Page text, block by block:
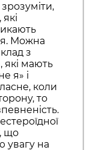
Можна
з
мають
я» і
коли
то
що
увагу на